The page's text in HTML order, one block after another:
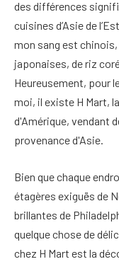
des différences
cuisines d’Asie de
mon sang est
japonaises, de riz
Heureusement, pour
moi, il existe H Mart,
d'Amérique, vendant
provenance d'Asie.
Bien que chaque
étagères exiguës de
brillantes de
quelque chose de
chez H Mart est la